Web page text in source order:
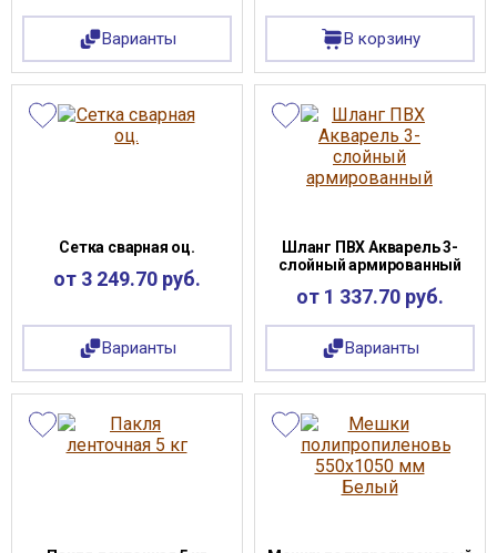
Варианты В корзину
Сетка сварная оц.
от 3 249.70 руб.
Варианты
Шланг ПВХ Акварель 3-
слойный армированный
от 1 337.70 руб.
Варианты